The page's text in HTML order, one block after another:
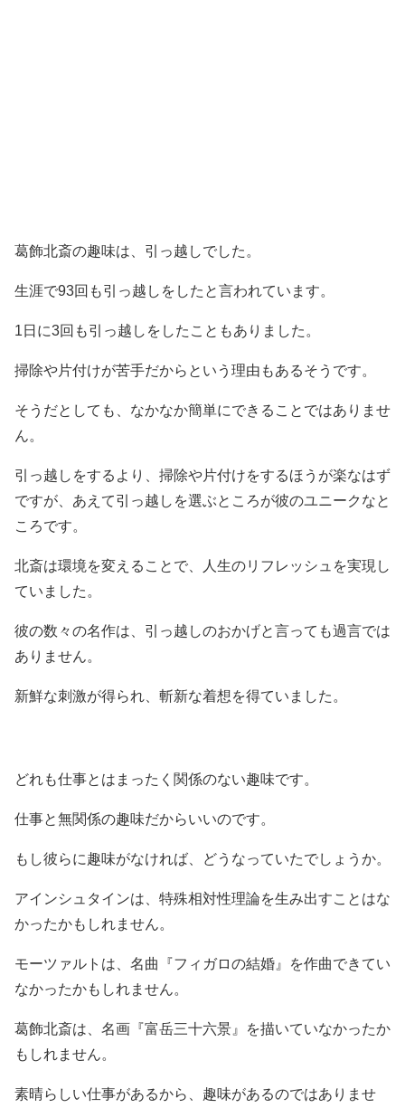
葛飾北斎の趣味は、引っ越しでした。
生涯で93回も引っ越しをしたと言われています。
1日に3回も引っ越しをしたこともありました。
掃除や片付けが苦手だからという理由もあるそうです。
そうだとしても、なかなか簡単にできることではありませ
ん。
引っ越しをするより、掃除や片付けをするほうが楽なはず
ですが、あえて引っ越しを選ぶところが彼のユニークなと
ころです。
北斎は環境を変えることで、人生のリフレッシュを実現し
ていました。
彼の数々の名作は、引っ越しのおかげと言っても過言では
ありません。
新鮮な刺激が得られ、斬新な着想を得ていました。
どれも仕事とはまったく関係のない趣味です。
仕事と無関係の趣味だからいいのです。
もし彼らに趣味がなければ、どうなっていたでしょうか。
アインシュタインは、特殊相対性理論を生み出すことはな
かったかもしれません。
モーツァルトは、名曲『フィガロの結婚』を作曲できてい
なかったかもしれません。
葛飾北斎は、名画『富岳三十六景』を描いていなかったか
もしれません。
素晴らしい仕事があるから、趣味があるのではありませ